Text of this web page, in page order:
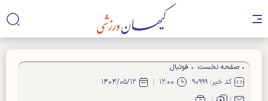
صفحه نخست
فوتبال
کد خبر: ۹۰۹۹۹
۱۲:۰۰ ۱۴۰۴/۰۵/۱۲